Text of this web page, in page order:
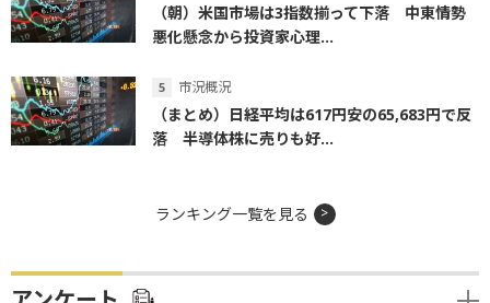
（朝）米国市場は3指数揃って下落 中東情勢
悪化懸念から投資家心理...
市況概況
（まとめ）日経平均は617円安の65,683円で反
落 半導体株に売りも好...
ランキング一覧を見る